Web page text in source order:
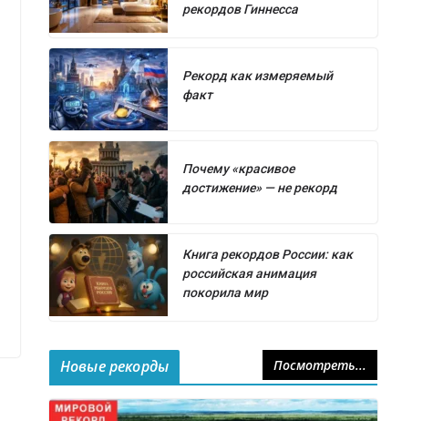
рекордов Гиннесса
Рекорд как измеряемый
факт
Почему «красивое
достижение» — не рекорд
Книга рекордов России: как
российская анимация
покорила мир
Новые рекорды Посмотреть...